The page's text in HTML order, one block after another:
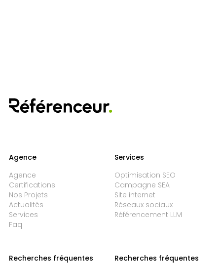
Agence
Agence
Certifications
Nos Projets
Actualités
Services
Faq
Services
Optimisation SEO
Campagne SEA
Site internet
Réseaux sociaux
Référencement LLM
Recherches fréquentes
Recherches fréquentes